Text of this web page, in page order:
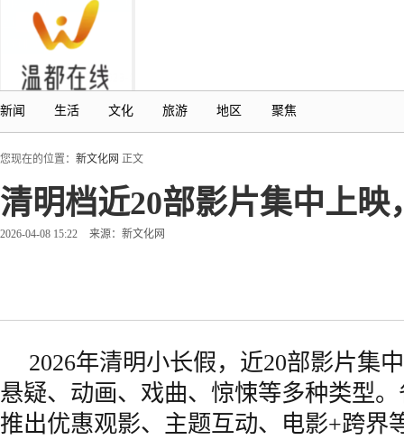
新闻 生活 文化 旅游 地区 聚焦
您现在的位置： 新文化网 正文
清明档近20部影片集中上
2026-04-08 15:22 来源：新文化网
2026年清明小长假，近20部影片集
悬疑、动画、戏曲、惊悚等多种类型
推出优惠观影、主题互动、电影+跨界